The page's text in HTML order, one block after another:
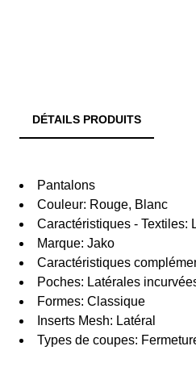
DÉTAILS PRODUITS
Pantalons
Couleur: Rouge, Blanc
Caractéristiques - Textiles:
Marque: Jako
Caractéristiques
Poches: Latérales
Formes: Classique
Inserts Mesh: Latéral
Types de coupes: